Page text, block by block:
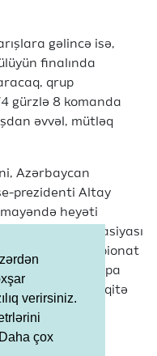
verirsiniz.
çox
gəlincə isə,
finalında
qrup
gürzlə 8 komanda
əvvəl, mütləq
Azərbaycan
prezidenti Altay
heyəti
Federasiyası
görə, çempionat
heyəti Avropa
ilə, həmçinin qitə
bir sıra görüşlər